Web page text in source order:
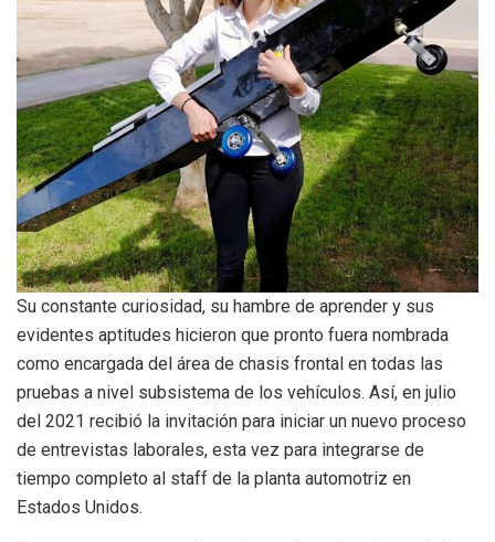
Su constante curiosidad, su hambre de aprender y sus
evidentes aptitudes hicieron que pronto fuera nombrada
como encargada del área de chasis frontal en todas las
pruebas a nivel subsistema de los vehículos. Así, en julio
del 2021 recibió la invitación para iniciar un nuevo proceso
de entrevistas laborales, esta vez para integrarse de
tiempo completo al staff de la planta automotriz en
Estados Unidos.